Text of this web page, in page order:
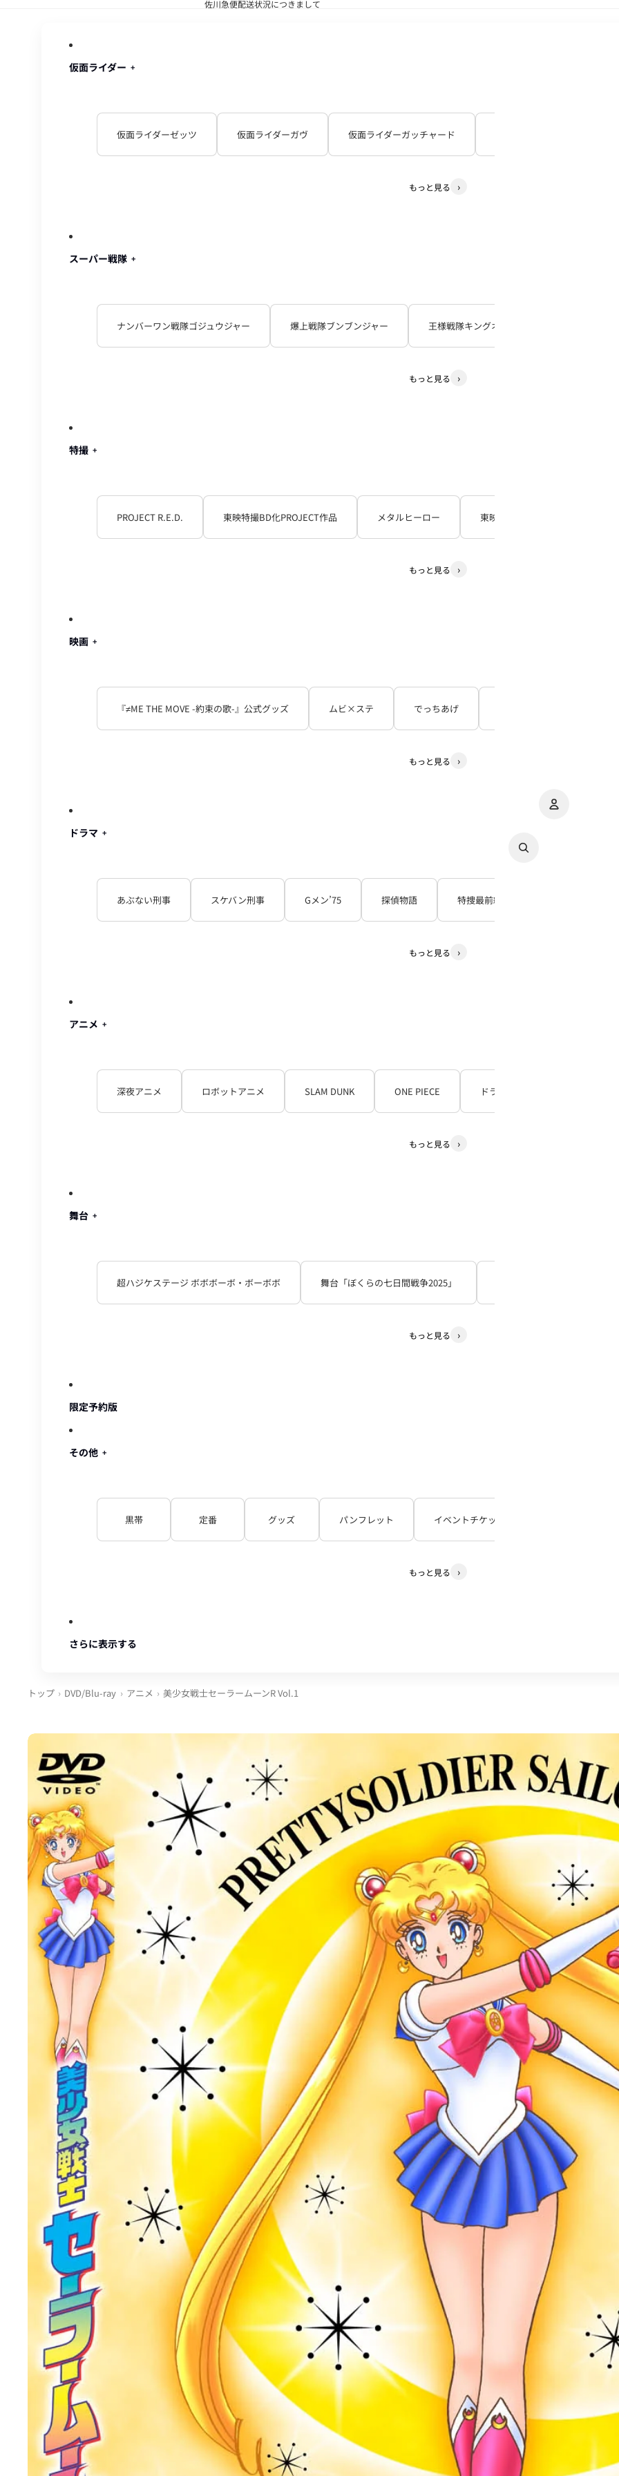
佐川急便配送状況につきまして
佐川急便配送状況につきまして
仮面ライダー
仮面ライダーゼッツ 仮面ライダーガヴ 仮面ライダーガッチャード
もっと見る
スーパー戦隊
ナンバーワン戦隊ゴジュウジャー 爆上戦隊ブンブンジャー 王様戦隊キングオージャー
もっと見る
特撮
PROJECT R.E.D. 東映特撮BD化PROJECT作品 メタルヒーロー 東映TV特撮シリーズ
もっと見る
映画
『≠ME THE MOVE -約束の歌-』公式グッズ ムビ×ステ でっちあげ
もっと見る
ドラマ
あぶない刑事 スケバン刑事 Gメン’75 探偵物語 特捜最前線
もっと見る
アニメ
深夜アニメ ロボットアニメ SLAM DUNK ONE PIECE ドラゴンボール
もっと見る
舞台
超ハジケステージ ボボボーボ・ボーボボ 舞台「ぼくらの七日間戦争2025」
もっと見る
限定予約版
その他
黒帯 定番 グッズ パンフレット イベントチケット
もっと見る
さらに表示する
トップ DVD/Blu-ray アニメ 美少女戦士セーラームーンR Vol.1